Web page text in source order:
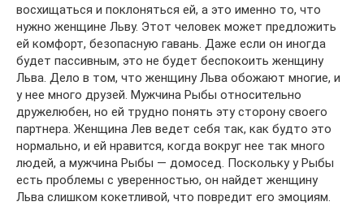
восхищаться и поклоняться ей, а это именно то, что
нужно женщине Льву. Этот человек может предложить
ей комфорт, безопасную гавань. Даже если он иногда
будет пассивным, это не будет беспокоить женщину
Льва. Дело в том, что женщину Льва обожают многие, и
у нее много друзей. Мужчина Рыбы относительно
дружелюбен, но ей трудно понять эту сторону своего
партнера. Женщина Лев ведет себя так, как будто это
нормально, и ей нравится, когда вокруг нее так много
людей, а мужчина Рыбы — домосед. Поскольку у Рыбы
есть проблемы с уверенностью, он найдет женщину
Льва слишком кокетливой, что повредит его эмоциям.